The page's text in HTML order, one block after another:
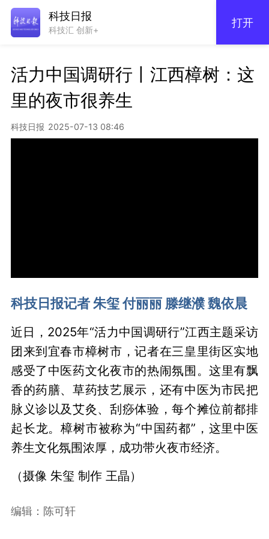
科技日报
科技汇 创新+
打开
活力中国调研行丨江西樟树：这
里的夜市很养生
科技日报 2025-07-13 08:46
科技日报记者 朱玺 付丽丽 滕继濮 魏依晨
近日，2025年“活力中国调研行”江西主题采访
团来到宜春市樟树市，记者在三皇里街区实地
感受了中医药文化夜市的热闹氛围。这里有飘
香的药膳、草药技艺展示，还有中医为市民把
脉义诊以及艾灸、刮痧体验，每个摊位前都排
起长龙。樟树市被称为“中国药都”，这里中医
养生文化氛围浓厚，成功带火夜市经济。
（摄像 朱玺 制作 王晶）
编辑：陈可轩